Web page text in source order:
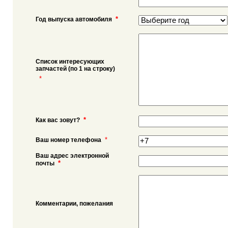
Год выпуска автомобиля *
Список интересующих
запчастей (по 1 на строку)
*
Как вас зовут? *
Ваш номер телефона *
Ваш адрес электронной
почты *
Комментарии, пожелания